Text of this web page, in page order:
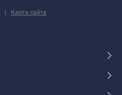
| Карта сайта